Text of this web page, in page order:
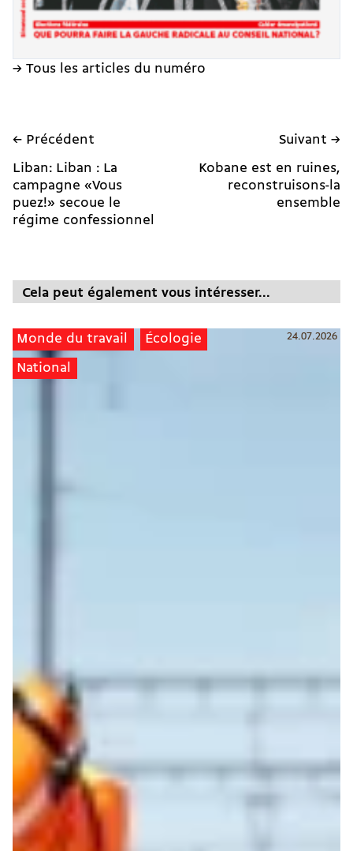
→ Tous les articles du numéro
← Précédent
Liban: Liban : La
campagne «Vous
puez!» secoue le
régime confessionnel
Suivant →
Kobane est en ruines,
reconstruisons-la
ensemble
Cela peut également vous intéresser...
Monde du travail Écologie
National
24.07.2026